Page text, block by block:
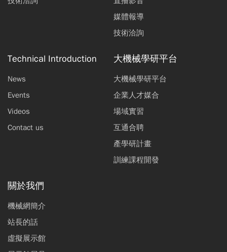
媒體報導
技術洽詢
Technical Introduction
News
Events
Videos
Contact us
大機械學研平台
大機械學研平台
企業人才媒合
場域實習
互通合聘
產學研計畫
訓練課程開發
關於我們
機械網簡介
站長的話
虛擬展示館